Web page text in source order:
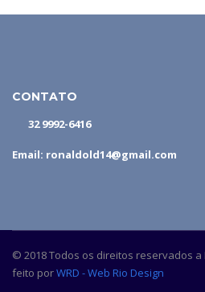
CONTATO
32 9992-6416
Email: ronaldold14@gmail.com
© 2018 Todos os direitos reservados a
feito porWRD - Web Rio Design